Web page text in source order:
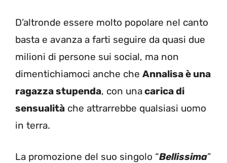
D’altronde essere molto popolare nel canto
basta e avanza a farti seguire da quasi due
milioni di persone sui social, ma non
dimentichiamoci anche che Annalisa è una
ragazza stupenda, con unacarica di
sensualità che attrarrebbe qualsiasi uomo
in terra.
La promozione del suo singolo “Bellissima”